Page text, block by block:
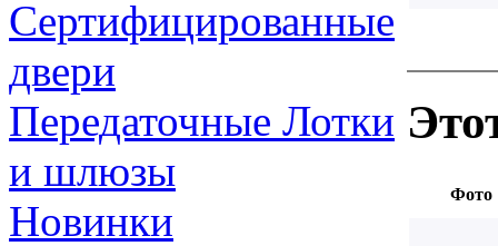
Сертифицированные
двери
Передаточные Лотки
и шлюзы
Новинки
Фото